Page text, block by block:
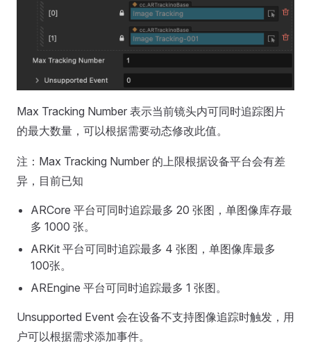
Max Tracking Number 表示当前镜头内可同时追踪图片
的最大数量，可以根据需要动态修改此值。
注：Max Tracking Number 的上限根据设备平台会有差
异，目前已知
ARCore 平台可同时追踪最多 20 张图，单图像库存最
多 1000 张。
ARKit 平台可同时追踪最多 4 张图，单图像库最多
100张。
AREngine 平台可同时追踪最多 1 张图。
Unsupported Event 会在设备不支持图像追踪时触发，用
户可以根据需求添加事件。